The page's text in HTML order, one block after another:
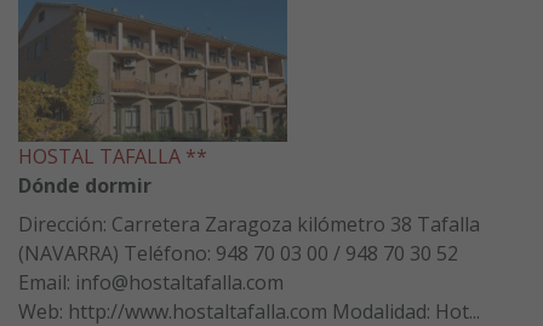
HOSTAL TAFALLA **
Dónde dormir
Dirección: Carretera Zaragoza kilómetro 38 Tafalla
(NAVARRA) Teléfono: 948 70 03 00 / 948 70 30 52
Email: info@hostaltafalla.com
Web: http://www.hostaltafalla.com Modalidad: Hot...